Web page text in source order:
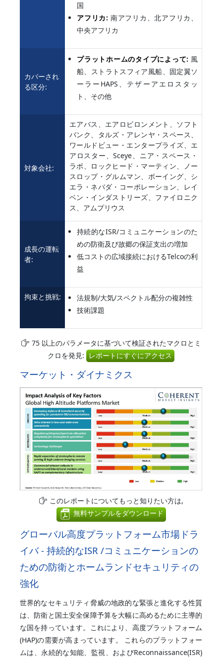
国
アフリカ: 南アフリカ、北アフリカ、
中央アフリカ
カバーされ
る区分:
プラットホームのタイプによって: 風
船、ストラトスフィア風船、固定翼ソ
ーラーHAPS、テザーアエロスタッ
ト、その他
対象会社:
エアバス、エアロビロンメント、ソフト
バンク、タルズ・アレンヤ・スペース、
ワールドビュー・エンタープライズ、エ
アロスター、Sceye、ニア・スペース・
ラボ、ロックヒード・マーティン、ノー
スロップ・グルムマン、ボーイング、シ
エラ・ネバダ・コーポレーション、レイ
ベン・インダストリーズ、ファイロニク
ス、アムプリウス
成長の運転
者:
持続的なISR/コミュニケーションのた
めの防衛及び故郷の保証支出の増加
低コストの広域接続におけるTelcoの利
益
拘束と挑戦:
法規制/大気/スペクトル配分の複雑性
技術課題
75 以上のパラメータに基づいて検証されたマクロとミ
クロを発見: レポートにすぐにアクセス
マーケット・ダイナミクス
このレポートについてもっと知りたい方は,
無料サンプルをダウンロード
グローバル高度プラットフォーム市場ドラ
イバ - 持続的なISR /コミュニケーションの
ための防衛とホームランドセキュリティの
強化
世界的なセキュリティ脅威の地政的な緊張と進化する性質
は、防衛と国土安全保障予算を大幅に高めるために主導的
な国を持っています。これにより、高度プラットフォーム
(HAP)の需要が高まっています。 これらのプラットフォー
ムは、永続的な知能、監視、およびReconnaissance(ISR)